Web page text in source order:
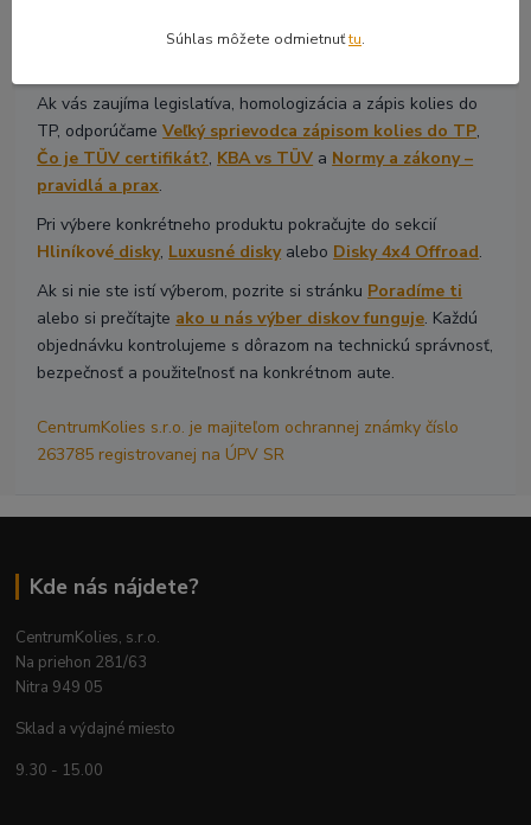
prehľad rozmerov diskov,Výber diskov podľa cieľa
Ak vás zaujíma legislatíva, homologizácia a zápis kolies do
TP, odporúčameVeľký sprievodca zápisom kolies do TP,
Čo je TÜV certifikát?, KBA vs TÜV a Normy a zákony –
pravidlá a prax.
Pri výbere konkrétneho produktu pokračujte do sekcií
Hliníkové disky, Luxusné diskyalebo Disky 4x4 Offroad.
Ak si nie ste istí výberom, pozrite si stránku Poradíme ti
alebo si prečítajte ako u nás výber diskov funguje. Každú
objednávku kontrolujeme s dôrazom na technickú správnosť,
bezpečnosť a použiteľnosť na konkrétnom aute.
CentrumKolies s.r.o. je majiteľom ochrannej známky číslo
263785 registrovanej na ÚPV SR
Kde nás nájdete?
CentrumKolies, s.r.o.
Na priehon 281/63
Nitra 949 05
Sklad a výdajné miesto
9.30 - 15.00
Súhlas môžete odmietnuťtu.